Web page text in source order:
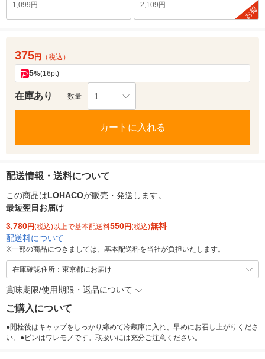
1,099円
2,109円
お得
375円 （税込）
5%(16pt)
在庫あり 数量 1
カートに入れる
配送情報・送料について
この商品はLOHACOが販売・発送します。
最短翌日お届け
3,780円(税込)以上で基本配送料550円(税込)無料
配送料について
※一部の商品につきましては、基本配送料を当社が負担いたします。
在庫確認住所：東京都にお届け
賞味期限/使用期限・返品について
ご購入について
●開栓後はキャップをしっかり締めて冷蔵庫に入れ、早めにお召し上がりくださ
い。●ビンはワレモノです。取扱いには充分ご注意ください。